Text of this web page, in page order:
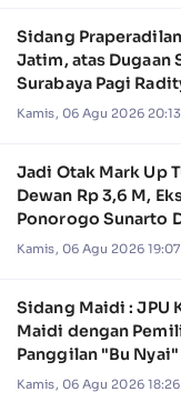
Sidang
Jatim, atas Dugaan
Surabaya Pagi
Kamis, 06 Agu 2026
Jadi Otak Mark Up
Dewan Rp 3,6 M,
Ponorogo Sunarto
Kamis, 06 Agu 2026
Sidang Maidi : JPU
Maidi dengan
Panggilan "Bu
Kamis, 06 Agu 2026